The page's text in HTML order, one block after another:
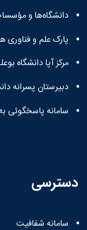
دانشگاه‌ها و
پارک علم و فناوری
مرکز آپا دانشگاه
دبیرستان پسرانه
سامانه پاسخگوئی
دسترسی
سامانه شفافیت